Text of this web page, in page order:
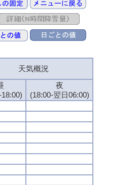
天気概況
夜
(18:00-翌日06:00)